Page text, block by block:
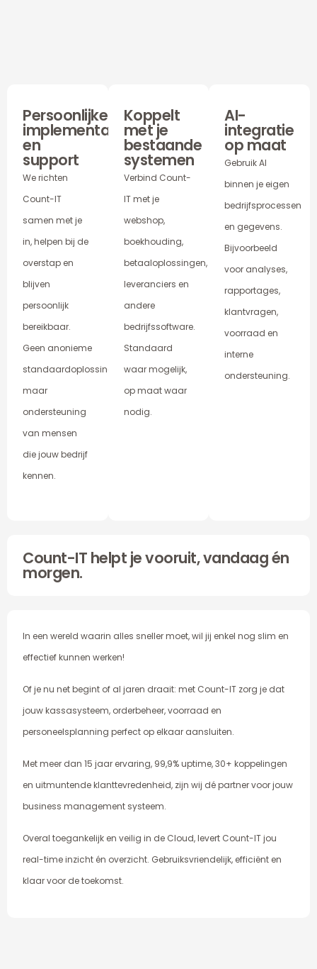
Persoonlijke
implementatie
en
support
We richten
Count-IT
samen met je
in, helpen bij de
overstap en
blijven
persoonlijk
bereikbaar.
Geen anonieme
standaardoplossing,
maar
ondersteuning
van mensen
die jouw bedrijf
kennen.
Koppelt
met je
bestaande
systemen
Verbind Count-
IT met je
webshop,
boekhouding,
betaaloplossingen,
leveranciers en
andere
bedrijfssoftware.
Standaard
waar mogelijk,
op maat waar
nodig.
AI-
integratie
op maat
Gebruik AI
binnen je eigen
bedrijfsprocessen
en gegevens.
Bijvoorbeeld
voor analyses,
rapportages,
klantvragen,
voorraad en
interne
ondersteuning.
In een wereld waarin alles sneller moet, wil jij enkel nog slim en
effectief kunnen werken!
Of je nu net begint of al jaren draait: met Count-IT zorg je dat
jouw kassasysteem, orderbeheer, voorraad en
personeelsplanning perfect op elkaar aansluiten.
Met meer dan 15 jaar ervaring, 99,9% uptime, 30+ koppelingen
en uitmuntende klanttevredenheid, zijn wij dé partner voor jouw
business management systeem.
Overal toegankelijk en veilig in de Cloud, levert Count-IT jou
real-time inzicht én overzicht. Gebruiksvriendelijk, efficiënt en
klaar voor de toekomst.
Count-IT helpt je vooruit, vandaag én
morgen.